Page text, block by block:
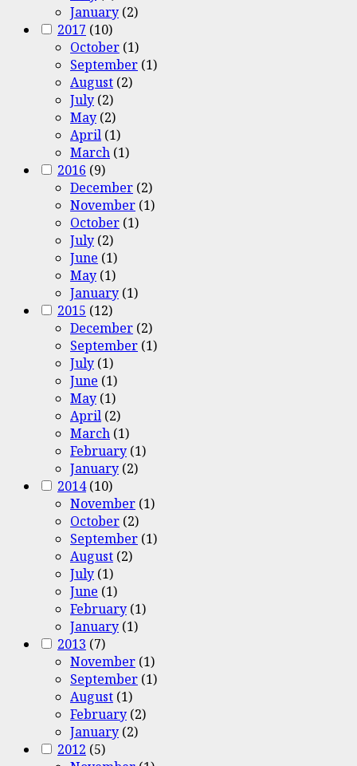
January (2)
2017 (10)
October (1)
September (1)
August (2)
July (2)
May (2)
April (1)
March (1)
2016 (9)
December (2)
November (1)
October (1)
July (2)
June (1)
May (1)
January (1)
2015 (12)
December (2)
September (1)
July (1)
June (1)
May (1)
April (2)
March (1)
February (1)
January (2)
2014(10)
November (1)
October (2)
September (1)
August (2)
July (1)
June (1)
February (1)
January (1)
2013 (7)
November (1)
September (1)
August (1)
February (2)
January (2)
2012 (5)